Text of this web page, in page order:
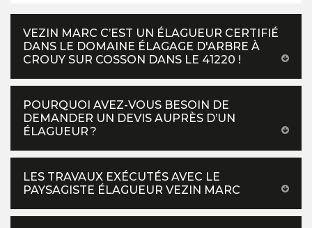
VEZIN MARC C’EST UN ÉLAGUEUR CERTIFIÉ
DANS LE DOMAINE ÉLAGAGE D'ARBRE À
CROUY SUR COSSON DANS LE 41220 !
POURQUOI AVEZ-VOUS BESOIN DE
DEMANDER UN DEVIS AUPRÈS D’UN
ÉLAGUEUR ?
LES TRAVAUX EXÉCUTÉS AVEC LE
PAYSAGISTE ÉLAGUEUR VEZIN MARC